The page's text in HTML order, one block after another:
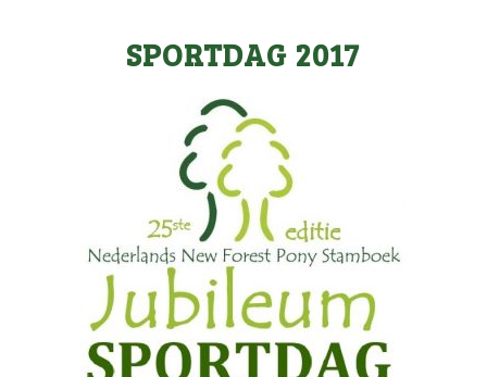
SPORTDAG 2017